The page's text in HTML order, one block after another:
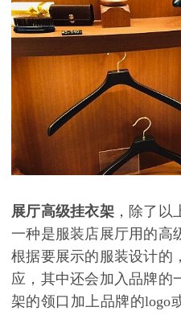
展厅高级挂衣架，除了以
一种是服装店展厅用的高
根据要展示的服装设计的
应，其中还会加入品牌的
架的领口加上品牌的logo